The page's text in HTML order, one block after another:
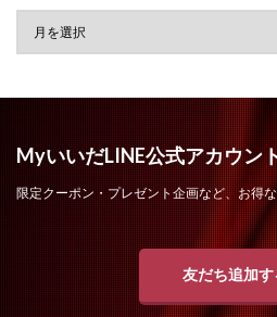
MyいいだLINE公式アカウン
限定クーポン・プレゼント企画など、お得
友だち追加す